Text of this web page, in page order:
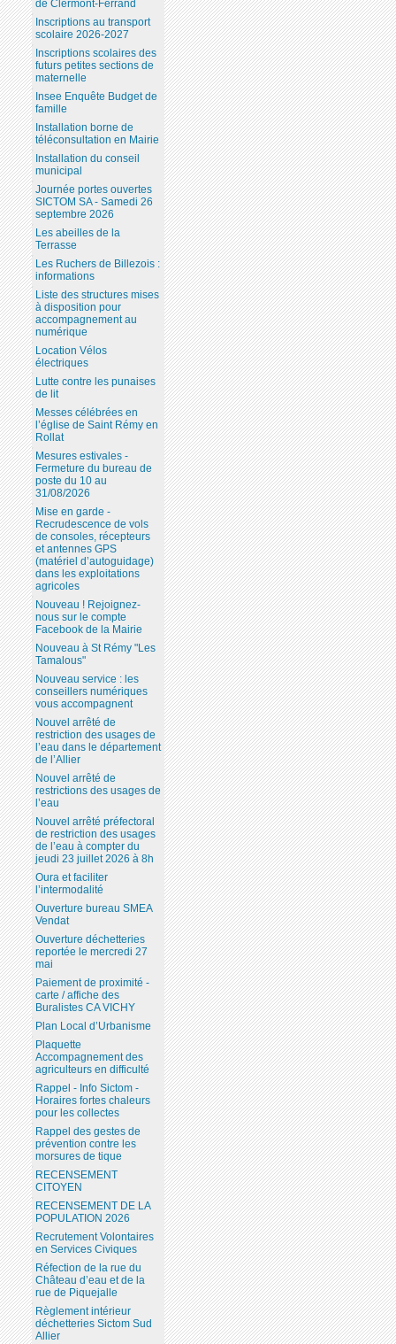
de Clermont-Ferrand
Inscriptions au transport
scolaire 2026-2027
Inscriptions scolaires des
futurs petites sections de
maternelle
Insee Enquête Budget de
famille
Installation borne de
téléconsultation en Mairie
Installation du conseil
municipal
Journée portes ouvertes
SICTOM SA - Samedi 26
septembre 2026
Les abeilles de la
Terrasse
Les Ruchers de Billezois :
informations
Liste des structures mises
à disposition pour
accompagnement au
numérique
Location Vélos
électriques
Lutte contre les punaises
de lit
Messes célébrées en
l’église de Saint Rémy en
Rollat
Mesures estivales -
Fermeture du bureau de
poste du 10 au
31/08/2026
Mise en garde -
Recrudescence de vols
de consoles, récepteurs
et antennes GPS
(matériel d’autoguidage)
dans les exploitations
agricoles
Nouveau ! Rejoignez-
nous sur le compte
Facebook de la Mairie
Nouveau à St Rémy "Les
Tamalous"
Nouveau service : les
conseillers numériques
vous accompagnent
Nouvel arrêté de
restriction des usages de
l’eau dans le département
de l’Allier
Nouvel arrêté de
restrictions des usages de
l’eau
Nouvel arrêté préfectoral
de restriction des usages
de l’eau à compter du
jeudi 23 juillet 2026 à 8h
Oura et faciliter
l’intermodalité
Ouverture bureau SMEA
Vendat
Ouverture déchetteries
reportée le mercredi 27
mai
Paiement de proximité -
carte / affiche des
Buralistes CA VICHY
Plan Local d’Urbanisme
Plaquette
Accompagnement des
agriculteurs en difficulté
Rappel - Info Sictom -
Horaires fortes chaleurs
pour les collectes
Rappel des gestes de
prévention contre les
morsures de tique
RECENSEMENT
CITOYEN
RECENSEMENT DE LA
POPULATION 2026
Recrutement Volontaires
en Services Civiques
Réfection de la rue du
Château d’eau et de la
rue de Piquejalle
Règlement intérieur
déchetteries Sictom Sud
Allier